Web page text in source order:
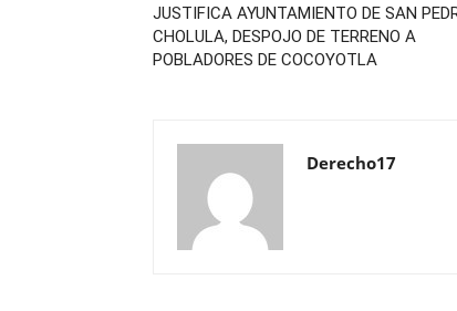
JUSTIFICA AYUNTAMIENTO DE SAN
CHOLULA, DESPOJO DE TERRENO A
POBLADORES DE COCOYOTLA
Derecho17